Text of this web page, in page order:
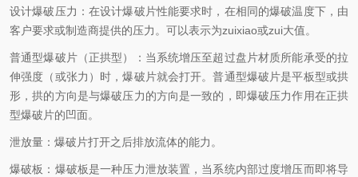
设计爆破压力：在设计爆破片性能要求时，在相同的爆破温度下，由
客户要求或制造商提供的压力。可以表示为zuixiao或zui大值。
普通型爆破片（正拱型）：当系统增压至超过盘片材质所能承受的拉
伸强度（或张力）时，爆破片就会打开。普通型爆破片是平板型或拱
形，拱的方向是与爆破压力的方向是一致的，即爆破压力作用在正拱
型爆破片的凹面。
泄放量：爆破片打开之后排放流体的能力。
爆破板：爆破板是一种压力泄放装置，当系统内部过度增压而即将导